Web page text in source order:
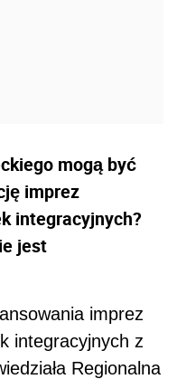
mogą być
imprez
integracyjnych?
jest
imprez
integracyjnych z
Regionalna